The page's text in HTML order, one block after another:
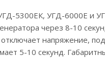
5300ЕК, УГД-6000Е и
через 8-10
напряжение,
5-10 секунд.